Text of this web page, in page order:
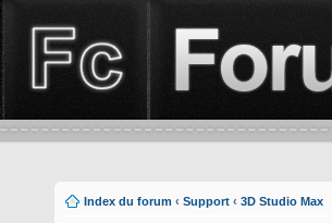
Index du forum ‹ Support ‹ 3D Studio Max